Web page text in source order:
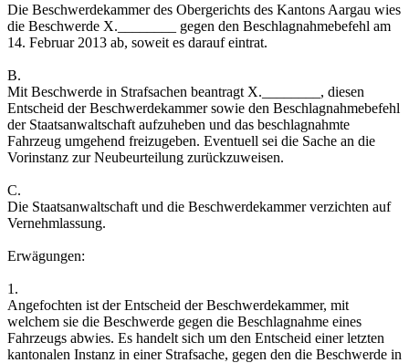
Die Beschwerdekammer des Obergerichts des Kantons Aargau wies
die Beschwerde X.________ gegen den Beschlagnahmebefehl am
14. Februar 2013 ab, soweit es darauf eintrat.
B.
Mit Beschwerde in Strafsachen beantragt X.________, diesen
Entscheid der Beschwerdekammer sowie den Beschlagnahmebefehl
der Staatsanwaltschaft aufzuheben und das beschlagnahmte
Fahrzeug umgehend freizugeben. Eventuell sei die Sache an die
Vorinstanz zur Neubeurteilung zurückzuweisen.
C.
Die Staatsanwaltschaft und die Beschwerdekammer verzichten auf
Vernehmlassung.
Erwägungen:
1.
Angefochten ist der Entscheid der Beschwerdekammer, mit
welchem sie die Beschwerde gegen die Beschlagnahme eines
Fahrzeugs abwies. Es handelt sich um den Entscheid einer letzten
kantonalen Instanz in einer Strafsache, gegen den die Beschwerde in